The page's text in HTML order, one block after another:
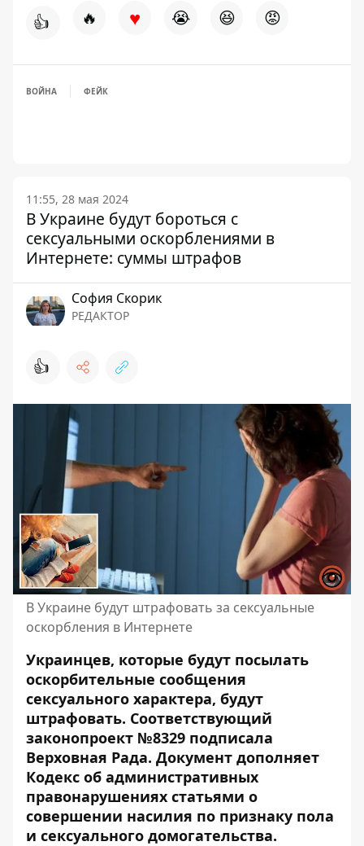
👍 🔥 ♥ 😭 😆 😡
ВОЙНА ФЕЙК
11:55, 28 мая 2024
В Украине будут бороться с
сексуальными оскорблениями в
Интернете: суммы штрафов
София Скорик
РЕДАКТОР
👍
В Украине будут штрафовать за сексуальные
оскорбления в Интернете
Украинцев, которые будут посылать
оскорбительные сообщения
сексуального характера, будут
штрафовать. Соответствующий
законопроект №8329 подписала
Верховная Рада. Документ дополняет
Кодекс об административных
правонарушениях статьями о
совершении насилия по признаку пола
и сексуального домогательства.